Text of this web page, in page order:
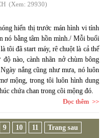
(Xem: 29930)
hiển thị trước mán hình vi tính
nó bằng tâm hồn mình./ Mỗi buổi
tôi đã start máy, rê chuột là cả thế
nào, cành nhãn nở chùm bông
nắng cũng như mưa, nó luôn
mộng, trong tôi luôn hình dung
chứa chan trong cõi mộng đó.
Đọc thêm
9 10 11 Trang sau